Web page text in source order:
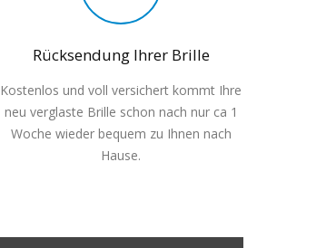
Rücksendung Ihrer Brille
Kostenlos und voll versichert kommt Ihre
neu verglaste Brille schon nach nur ca 1
Woche wieder bequem zu Ihnen nach
Hause.